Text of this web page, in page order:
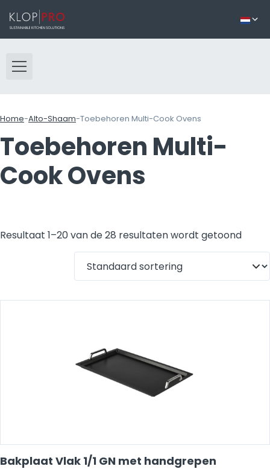
Home-Alto-Shaam-Toebehoren Multi-Cook Ovens
Toebehoren Multi-
Cook Ovens
Resultaat 1–20 van de 28 resultaten wordt getoond
Bakplaat Vlak 1/1 GN met handgrepen